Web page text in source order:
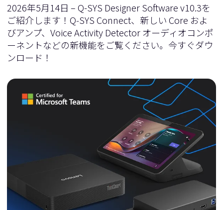
2026年5月14日 – Q-SYS Designer Software v10.3を
ご紹介します！Q‑SYS Connect、新しい Core およ
びアンプ、Voice Activity Detector オーディオコンポ
ーネントなどの新機能をご覧ください。今すぐダウ
ンロード！